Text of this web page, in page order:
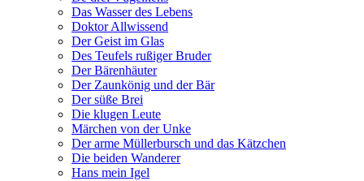
Das Wasser des Lebens
Doktor Allwissend
Der Geist im Glas
Des Teufels rußiger Bruder
Der Bärenhäuter
Der Zaunkönig und der Bär
Der süße Brei
Die klugen Leute
Märchen von der Unke
Der arme Müllerbursch und das Kätzchen
Die beiden Wanderer
Hans mein Igel